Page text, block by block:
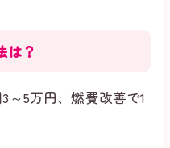
は？
～5万円、燃費改善で1